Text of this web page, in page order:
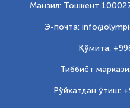
Манзил: Тошкент
Э-почта:
Қўмита:
Тиббиёт
Рўйхатдан ўтиш: